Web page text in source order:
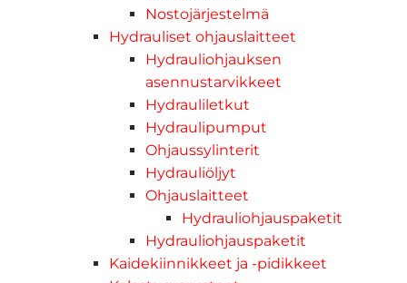
Nostojärjestelmä
Hydrauliset ohjauslaitteet
Hydrauliohjauksen
asennustarvikkeet
Hydrauliletkut
Hydraulipumput
Ohjaussylinterit
Hydrauliöljyt
Ohjauslaitteet
Hydrauliohjauspaketit
Hydrauliohjauspaketit
Kaidekiinnikkeet ja -pidikkeet